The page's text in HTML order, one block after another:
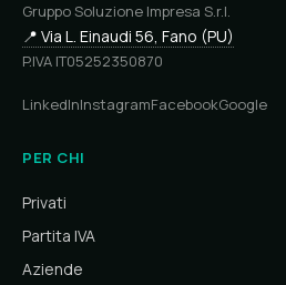
Gruppo Soluzione Impresa S.r.l.
📍 Via L. Einaudi 56, Fano (PU)
P.IVA IT05252350870
LinkedInInstagramFacebookGoogle
PER CHI
Privati
Partita IVA
Aziende